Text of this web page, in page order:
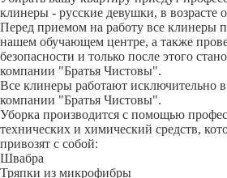
клинеры - русские девушки, в возрасте
Перед приемом на работу все клинеры
нашем обучающем центре, а также
безопасности и только после этого
компании "Братья Чистовы".
Все клинеры работают исключительно
компании "Братья Чистовы".
Уборка производится с помощью
технических и химический средств,
привозят с собой:
Швабра
Тряпки из микрофибры